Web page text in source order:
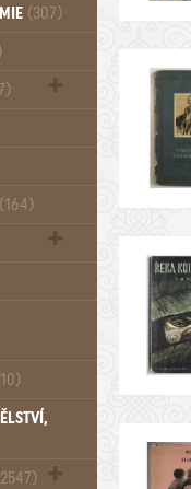
(307)
(164)
(257)